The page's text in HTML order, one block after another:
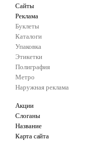
Сайты
Реклама
Буклеты
Каталоги
Упаковка
Этикетки
Полиграфия
Метро
Наружная реклама
Акции
Слоганы
Название
Карта сайта